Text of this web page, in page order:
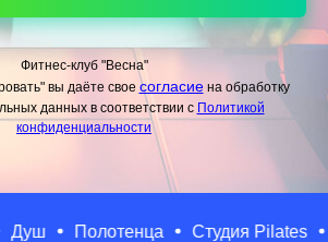
Фитнес-клуб "Весна"
вы даёте свое согласие на обработку
данных в соответствии с Политикой
конфиденциальности
Полотенца Студия Pilates Yoga